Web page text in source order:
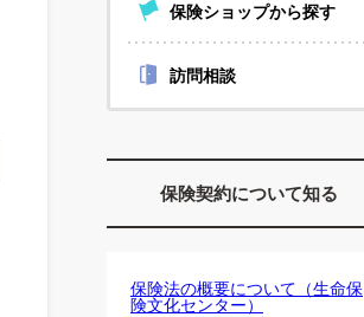
保険ショップから探す
訪問相談
保険契約について知る
保険法の概要について（生命保
険文化センター）